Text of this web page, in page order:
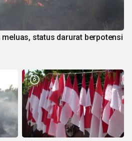
meluas, status darurat berpotensi